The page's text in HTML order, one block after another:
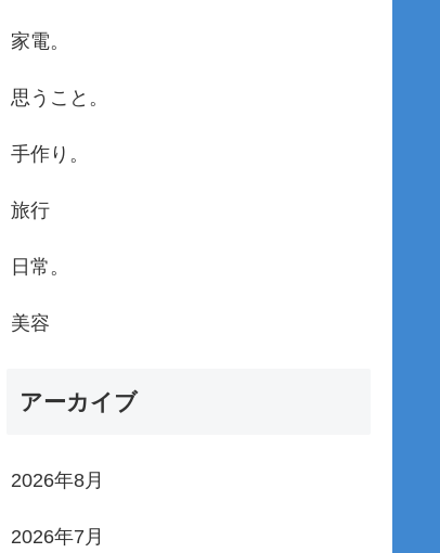
家電。
思うこと。
手作り。
旅行
日常。
美容
アーカイブ
2026年8月
2026年7月